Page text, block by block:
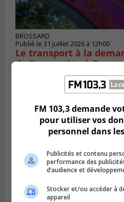
BROSSARD
Publié le 31 juillet 2026 à 12h00
Le transport à la
de l’expansion à
FM 103,3 demande
pour utiliser vos
personnel dans
Publicités et contenu
performance des
d’audience et
Stocker et/ou accéder à
appareil